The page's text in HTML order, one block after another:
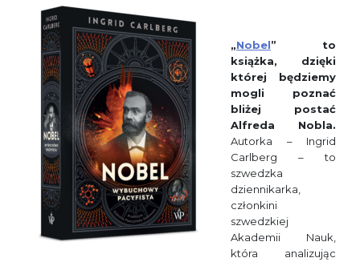
„Nobel”
to
książka, dzięki
której będziemy
mogli poznać
bliżej postać
Alfreda Nobla.
Autorka – Ingrid
Carlberg – to
szwedzka
dziennikarka,
członkini
szwedzkiej
Akademii Nauk,
która analizując